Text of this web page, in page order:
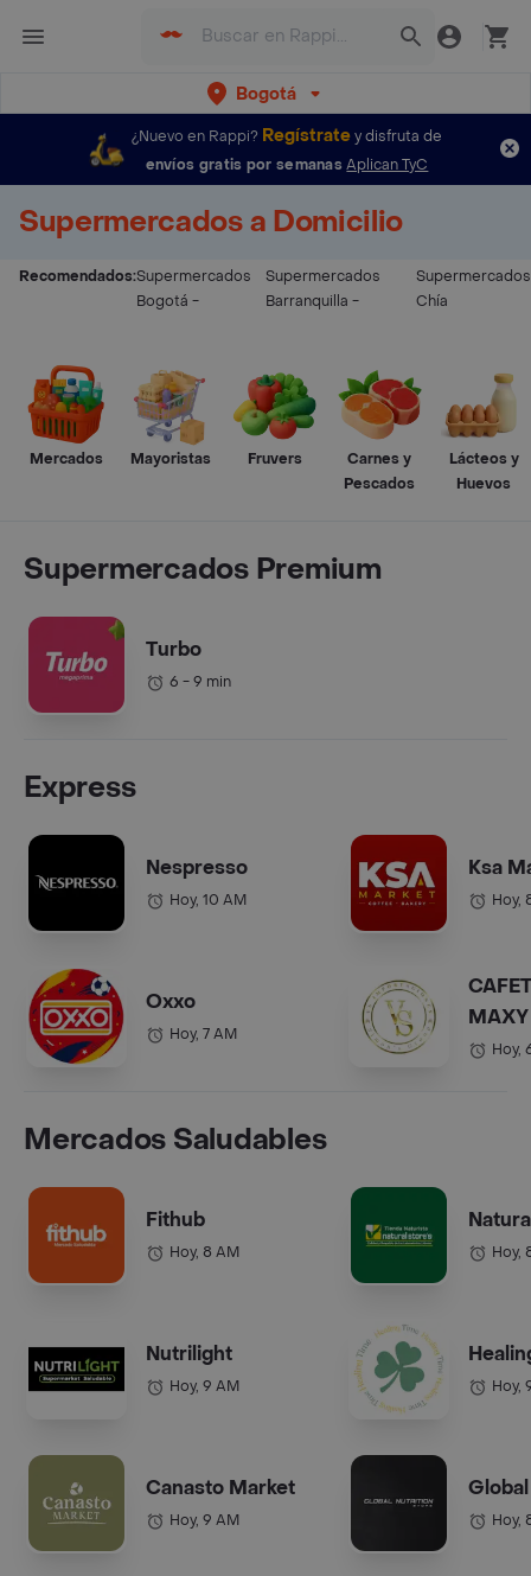
Bogotá
¿Nuevo en Rappi? Regístratey disfruta de
envíos gratis por semanas Aplican TyC
Supermercados a Domicilio
Recomendados:Supermercados
Bogotá -
Supermercados
Barranquilla -
Supermercados
Chía
Mercados Mayoristas Fruvers
Carnes y
Pescados
Lácteos y
Huevos
Supermercados Premium
Turbo
6 - 9 min
Express
Nespresso
Hoy, 10 AM
Oxxo
Hoy, 7 AM
Ksa
Hoy,
COL.).
Hoy,
Mercados Saludables
Fithub
Hoy, 8 AM
Nutrilight
Hoy, 9 AM
Canasto Market
Hoy, 9 AM
Hoy,
Hoy,
Hoy,